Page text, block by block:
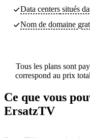
Data centers situés
Nom de domaine
Tous les plans sont
correspond au prix
Ce que vous
ErsatzTV